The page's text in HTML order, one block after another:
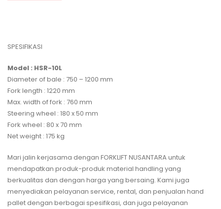
SPESIFIKASI
Model : HSR-10L
Diameter of bale : 750 – 1200 mm
Fork length : 1220 mm
Max. width of fork : 760 mm
Steering wheel : 180 x 50 mm
Fork wheel : 80 x 70 mm
Net weight : 175 kg
Mari jalin kerjasama dengan FORKLIFT NUSANTARA untuk
mendapatkan produk-produk material handling yang
berkualitas dan dengan harga yang bersaing. Kami juga
menyediakan pelayanan service, rental, dan penjualan hand
pallet dengan berbagai spesifikasi, dan juga pelayanan